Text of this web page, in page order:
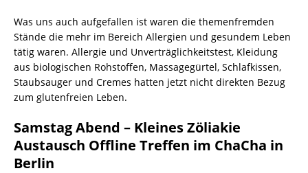
Was uns auch aufgefallen ist waren die themenfremden
Stände die mehr im Bereich Allergien und gesundem Leben
tätig waren. Allergie und Unverträglichkeitstest, Kleidung
aus biologischen Rohstoffen, Massagegürtel, Schlafkissen,
Staubsauger und Cremes hatten jetzt nicht direkten Bezug
zum glutenfreien Leben.
Samstag Abend – Kleines Zöliakie
Austausch Offline Treffen im ChaCha in
Berlin